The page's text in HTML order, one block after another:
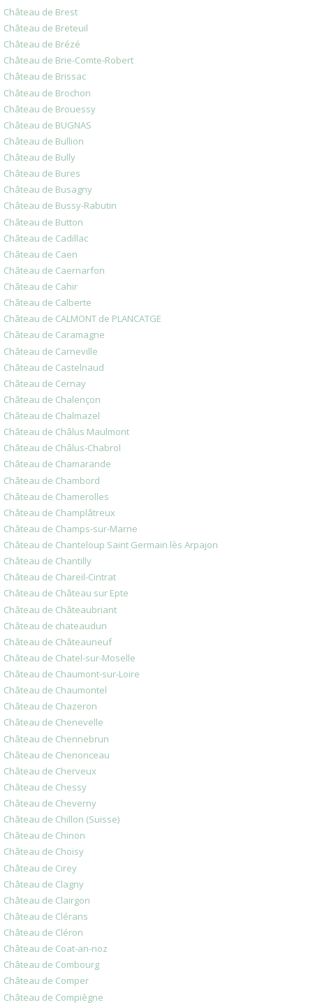
Château de Brest
Château de Breteuil
Château de Brézé
Château de Brie-Comte-Robert
Château de Brissac
Château de Brochon
Château de Brouessy
Château de BUGNAS
Château de Bullion
Château de Bully
Château de Bures
Château de Busagny
Château de Bussy-Rabutin
Château de Button
Château de Cadillac
Château de Caen
Château de Caernarfon
Château de Cahir
Château de Calberte
Château de CALMONT de PLANCATGE
Château de Caramagne
Château de Carneville
Château de Castelnaud
Château de Cernay
Château de Chalençon
Château de Chalmazel
Château de Châlus Maulmont
Château de Châlus-Chabrol
Château de Chamarande
Château de Chambord
Château de Chamerolles
Château de Champlâtreux
Château de Champs-sur-Marne
Château de Chanteloup Saint Germain lès Arpajon
Château de Chantilly
Château de Chareil-Cintrat
Château de Château sur Epte
Château de Châteaubriant
Château de chateaudun
Château de Châteauneuf
Château de Chatel-sur-Moselle
Château de Chaumont-sur-Loire
Château de Chaumontel
Château de Chazeron
Château de Chenevelle
Château de Chennebrun
Château de Chenonceau
Château de Cherveux
Château de Chessy
Château de Cheverny
Château de Chillon (Suisse)
Château de Chinon
Château de Choisy
Château de Cirey
Château de Clagny
Château de Clairgon
Château de Clérans
Château de Cléron
Château de Coat-an-noz
Château de Combourg
Château de Comper
Château de Compiègne